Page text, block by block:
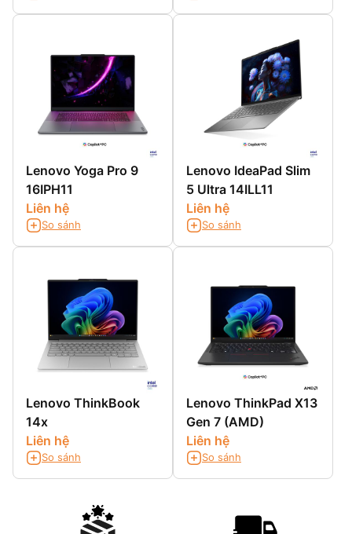
nits, Low power, 100%
sRGB 16:10 Aspect
Ratio
Lenovo Yoga Pro 9
16IPH11
Liên hệ
So sánh
Lenovo IdeaPad Slim
5 Ultra 14ILL11
Liên hệ
So sánh
Lenovo ThinkBook
14x
Liên hệ
So sánh
Lenovo ThinkPad X13
Gen 7 (AMD)
Liên hệ
So sánh